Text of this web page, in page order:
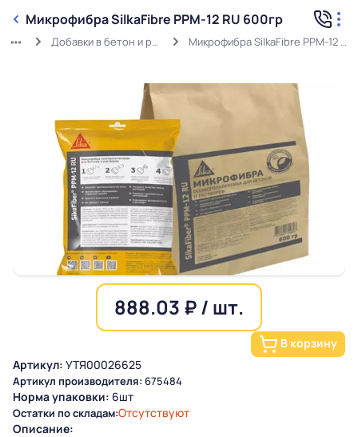
Микрофибра SilkaFibre РРМ-12 RU 600гр
Добавки в бетон и раствор Микрофибра SilkaFibre РРМ-12 RU 600гр
888.03 ₽ / шт.
В корзину
Артикул: УТЯ00026625
Артикул производителя: 675484
Норма упаковки: 6шт
Остатки по складам:Отсутствуют
Описание: